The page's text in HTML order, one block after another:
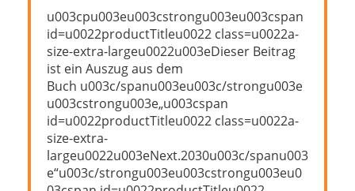
u003cpu003eu003cstrongu003eu003cspan
id=u0022productTitleu0022 class=u0022a-
size-extra-largeu0022u003eDieser Beitrag
ist ein Auszug aus dem
Buch u003c/spanu003eu003c/strongu003e
u003cstrongu003e„u003cspan
id=u0022productTitleu0022 class=u0022a-
size-extra-
largeu0022u003eNext.2030u003c/spanu003
e“u003c/strongu003eu003cstrongu003eu0